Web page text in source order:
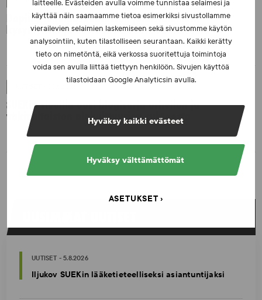
laitteelle. Evästeiden avulla voimme tunnistaa selaimesi ja
käyttää näin saamaamme tietoa esimerkiksi sivustollamme
vierailevien selaimien laskemiseen sekä sivustomme käytön
analysointiin, kuten tilastolliseen seurantaan. Kaikki kerätty
tieto on nimetöntä, eikä verkossa suoritettuja toimintoja
voida sen avulla liittää tiettyyn henkilöön. Sivujen käyttöä
tilastoidaan Google Analyticsin avulla.
Hyväksy kaikki evästeet
Hyväksy välttämättömät
ASETUKSET
Dopingrikkomuspäätösten julkistaminen:
kysymyksiä ja vastauksia EUT:n ratkaisusta
SUEKin sivuilla uusi blogisarja urheilun ja
väkivaltaisten alakulttuurien suhteesta
UUTISET - 5.8.2026
Iljukov SUEKin lääketieteelliseksi asiantuntijaksi